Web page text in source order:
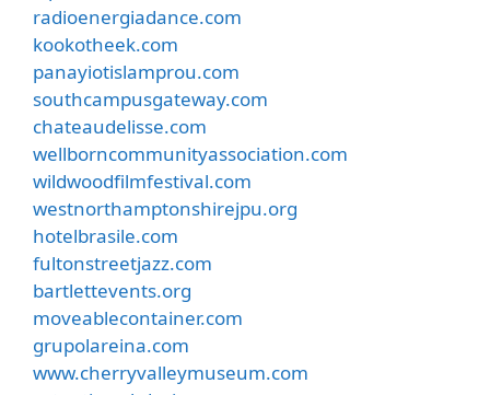
radioenergiadance.com
kookotheek.com
panayiotislamprou.com
southcampusgateway.com
chateaudelisse.com
wellborncommunityassociation.com
wildwoodfilmfestival.com
westnorthamptonshirejpu.org
hotelbrasile.com
fultonstreetjazz.com
bartlettevents.org
moveablecontainer.com
grupolareina.com
www.cherryvalleymuseum.com